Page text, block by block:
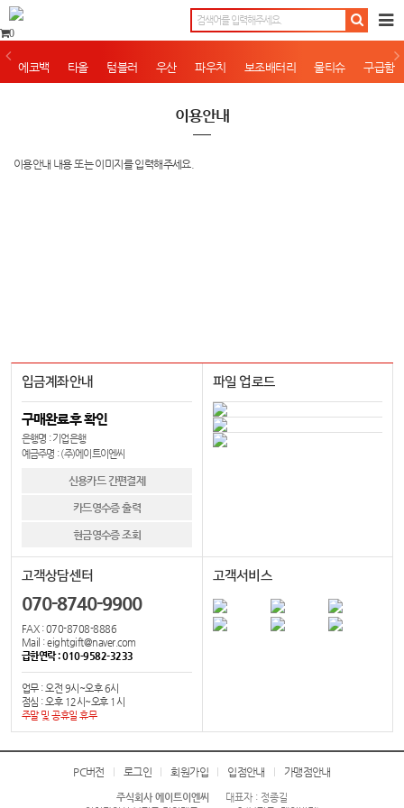
0
에코백 타올 텀블러 우산 파우치 보조배터리 물티슈 구급함
이용안내
이용안내 내용 또는 이미지를 입력해주세요.
입금계좌안내
구매완료후 확인
은행명 : 기업은행
예금주명 : (주)에이트이엔씨
신용카드 간편결제
카드영수증 출력
현금영수증 조회
파일 업로드
고객상담센터
070-8740-9900
FAX : 070-8708-8886
Mail : eightgift@naver.com
급한연락 : 010-9582-3233
업무 : 오전 9시~오후 6시
점심 : 오후 12시~오후 1시
주말 및 공휴일 휴무
고객서비스
PC버전 로그인 회원가입 입점안내 가맹점안내
주식회사 에이트이엔씨
대표자 : 정종길